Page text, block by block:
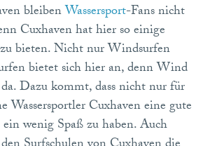
bleibenWassersport-Fans nicht
Cuxhaven hat hier so einige
bieten. Nicht nur Windsurfen
bietet sich hier an, denn Wind
Dazu kommt, dass nicht nur für
Wassersportler Cuxhaven eine gute
wenig Spaß zu haben. Auch